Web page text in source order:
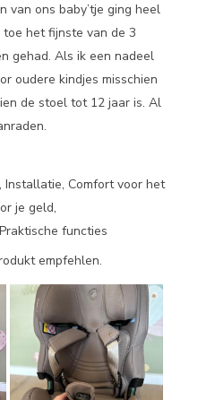
van ons baby’tje ging heel
het fijnste van de 3
gehad. Als ik een nadeel
oudere kindjes misschien
de stoel tot 12 jaar is. Al
Installatie, Comfort voor het
je geld,
functies
empfehlen.